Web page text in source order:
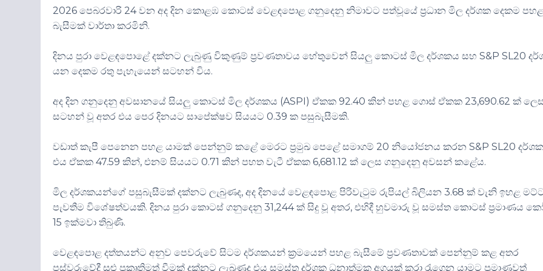
2026 පෙබරවාරි 24 වන අද දින කොළඹ කොටස් වෙළඳපොළ ගනුදෙනු නිමාවට පත්වූයේ ප්‍රධාන මිල දර්ශක දෙකම
බැසීමක් වාර්තා කරමිනි.
දිනය පුරා වෙළඳපොළේ දක්නට ලැබුණු විකුණුම් ප්‍රවණතාවය හේතුවෙන් සියලු කොටස් මිල දර්ශකය සහ S&P SL20
යන දෙකම රතු පැහැයෙන් සටහන් විය.
අද දින ගනුදෙනු අවසානයේ සියලු කොටස් මිල දර්ශකය (ASPI) ඒකක 92.40 කින් පහළ ගොස් ඒකක 23,690.62 ක්
සටහන් වූ අතර එය පෙර දිනයට සාපේක්ෂව සියයට 0.39 ක පසුබැසීමකි.
වඩාත් කැපී පෙනෙන පහළ යාමක් පෙන්නුම් කළේ මෙරට ප්‍රමුඛ පෙළේ සමාගම් 20 නියෝජනය කරන S&P SL20
එය ඒකක 47.59 කින්, එනම් සියයට 0.71 කින් පහත වැටී ඒකක 6,681.12 ක් ලෙස ගනුදෙනු අවසන් කළේය.
මිල දර්ශකයන්ගේ පසුබැසීමක් දක්නට ලැබුණද, අද දිනයේ වෙළඳපොළ පිරිවැටුම රුපියල් බිලියන 3.68 ක් වැනි ඉහළ
පැවතීම විශේෂත්වයකි. දිනය පුරා කොටස් ගනුදෙනු 31,244 ක් සිදු වූ අතර, එහිදී හුවමාරු වූ සමස්ත කොටස් ප්‍රමාණය
15 ඉක්මවා තිබුණි.
වෙළඳපොළ දත්තයන්ට අනුව පෙවරුවේ සිටම දර්ශකයන් ක්‍රමයෙන් පහළ බැසීමේ ප්‍රවණතාවක් පෙන්නුම් කළ අතර
පස්වරුවේදී සුළු ප්‍රකෘතිමත් වීමක් දක්නට ලැබුණද එය සමස්ත දර්ශක ධනාත්මක අගයක් කරා රැගෙන යාමට ප්‍රමාණවත්